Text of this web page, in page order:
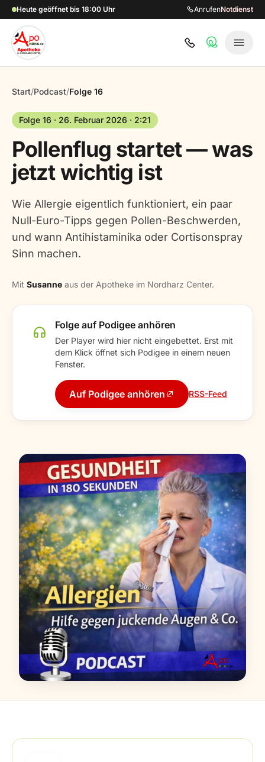
Zum Hauptinhalt springen
Heute geöffnet bis 18:00 Uhr AnrufenNotdienst
Start/Podcast/Folge 16
Folge 16 · 26. Februar 2026 · 2:21
Pollenflug startet — was
jetzt wichtig ist
Wie Allergie eigentlich funktioniert, ein paar
Null-Euro-Tipps gegen Pollen-Beschwerden,
und wann Antihistaminika oder Cortisonspray
Sinn machen.
Mit Susanne aus der Apotheke im Nordharz Center.
Folge auf Podigee anhören
Der Player wird hier nicht eingebettet. Erst mit
dem Klick öffnet sich Podigee in einem neuen
Fenster.
Auf Podigee anhören RSS-Feed